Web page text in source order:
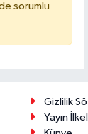
sorumlu
Gizlilik
Yayın